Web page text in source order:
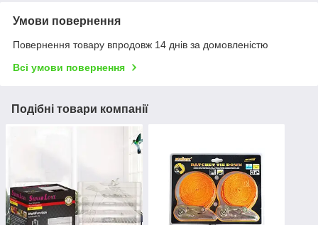
Умови повернення
Повернення товару впродовж 14 днів за домовленістю
Всі умови повернення
Подібні товари компанії